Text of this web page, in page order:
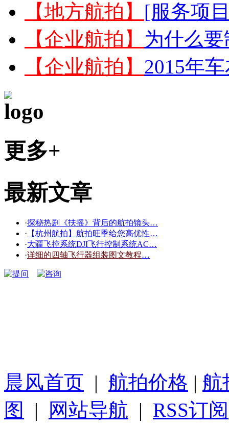
【地方航拍】 [服务项
【企业航拍】 为什么
【企业航拍】 2015年
更多+
最新文章
·探秘热剧《扶摇》背后的航拍镜头…
· 【杭州航拍】航拍旺季给您高优性…
·大疆飞控系统DJI飞行控制系统AC…
·详细的四轴飞行器组装图文教程…
晨风首页 | 航拍价格 | 航
图
| 网站导航 | RSS订阅